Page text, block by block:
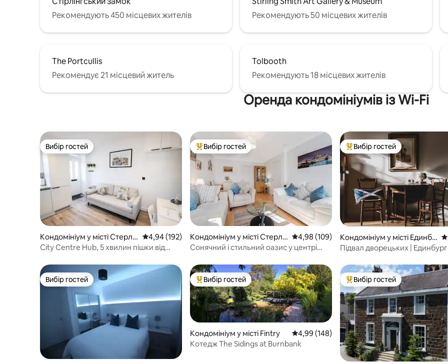
Рекомендують 450 місцевих жителів
Рекомендують 50 місцевих жителів
The Portcullis
Рекомендує 21 місцевий житель
Tolbooth
Рекомендують 18 місцевих жителів
Оренда кондомініумів із Wi-Fi
Вибір гостей
Вибір гостей
Кондомініум у місті Стерлін
г
Середня оцінка: 4,94 з 5, відгуки: 192
4,94 (192)
City Centre Hub, 5 хвилин пішки від
Топ вибір гостей
Вибір гостей
Кондомініум у місті Стерлі
нг
Середня оцінка: 4,98 з 5, відгуки: 109
4,98 (109)
Сонячний і стильний оазис у центрі
Топ вибір гостей
Вибір гостей
Кондомініум у місті Единбу
рг
Підвал дворецьких | Единбург
Вибір гостей
Вибір гостей Топ вибір гостей
Вибір гостей
Кондомініум у місті Fintry Середня оцінка: 4,99 з 5, відгуки: 148
4,99 (148)
Котедж The Sidings at Burnbank
Топ вибір гостей
Вибір гостей